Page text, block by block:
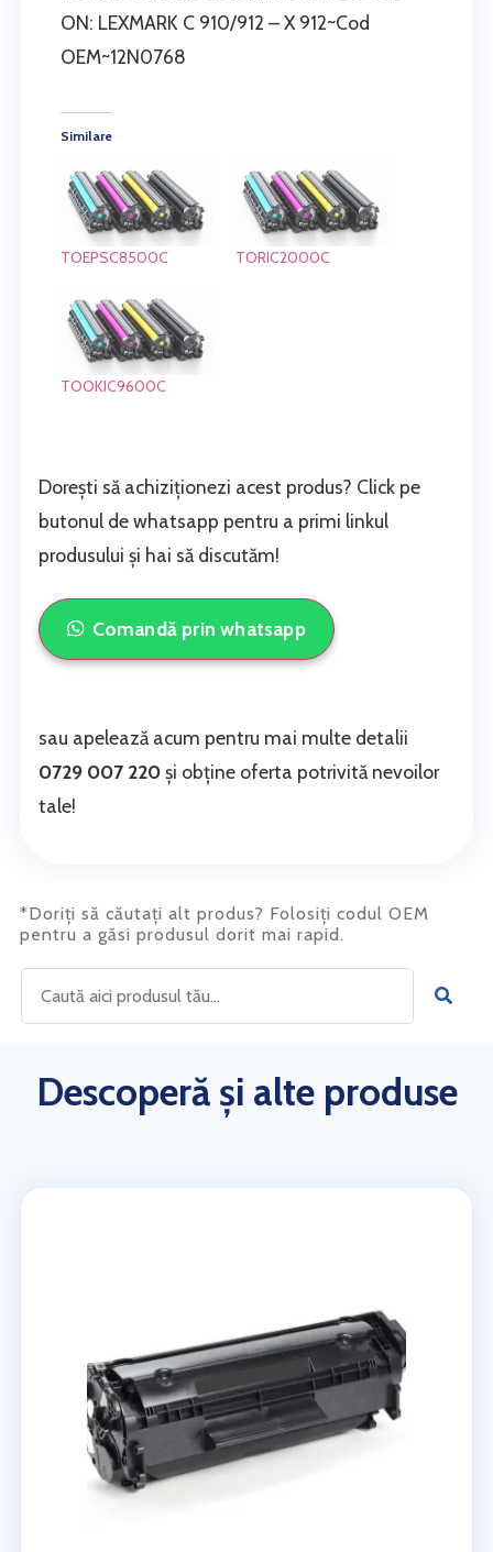
ON: LEXMARK C 910/912 – X 912~Cod
OEM~12N0768
Similare
TOEPSC8500C TORIC2000C
TOOKIC9600C
Dorești să achiziționezi acest produs? Click pe
butonul de whatsapp pentru a primi linkul
produsului și hai să discutăm!
Comandă prin whatsapp
sau apelează acum pentru mai multe detalii
0729 007 220și obține oferta potrivită nevoilor
tale!
*Doriți să căutați alt produs? Folosiți codul OEM
pentru a găsi produsul dorit mai rapid.
Descoperă și alte produse